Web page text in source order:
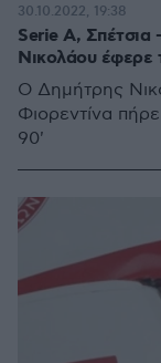
Serie A, Σπέτσια
Νικολάου έφερε
O Δημήτρης
Φιορεντίνα
90'
30.10.2022, 19:38